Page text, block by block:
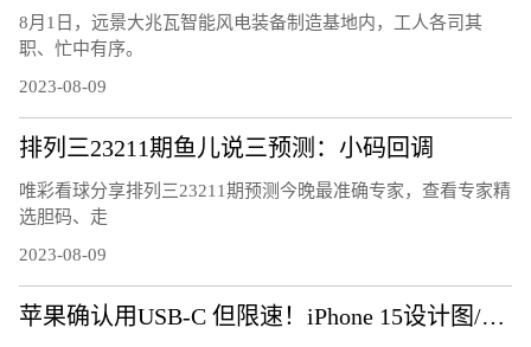
8月1日，远景大兆瓦智能风电装备制造基地内，工人各司其
职、忙中有序。
2023-08-09
排列三23211期鱼儿说三预测：小码回调
唯彩看球分享排列三23211期预测今晚最准确专家，查看专家精
选胆码、走
2023-08-09
苹果确认用USB-C 但限速！iPhone 15设计图/零部件齐曝光：这些细节确认